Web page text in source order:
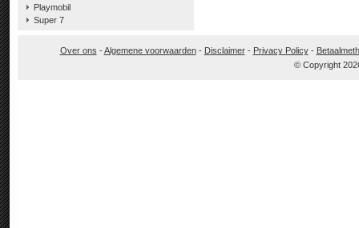
Playmobil
Super 7
Over ons -Algemene voorwaarden- Disclaimer- Privacy Policy-
© Copyright